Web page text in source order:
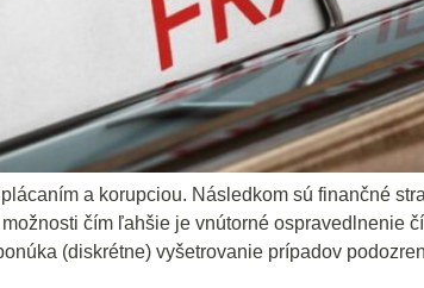
a korupciou. Následkom sú finančné
čím ľahšie je vnútorné ospravedlnenie
(diskrétne) vyšetrovanie prípadov